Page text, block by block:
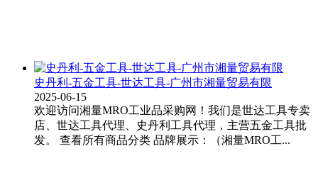
史丹利-五金工具-世达工具-广州市湘量贸易有限
2025-06-15
欢迎访问湘量MRO工业品采购网！我们是世达工具专卖
店、世达工具代理、史丹利工具代理，主营五金工具批
发。 查看所有商品分类 品牌展示：（湘量MRO工...